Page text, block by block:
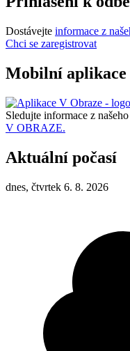
Dostávejte informace z
Chci se zaregistrovat
Mobilní aplikace
Sledujte informace z
V OBRAZE.
Aktuální počasí
dnes, čtvrtek 6. 8. 2026